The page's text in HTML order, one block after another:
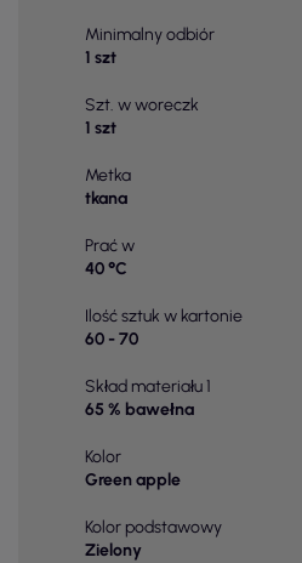
Minimalny odbiór
1 szt
Szt. w woreczk
1 szt
Metka
tkana
Prać w
40 °C
Ilość sztuk w kartonie
60 - 70
Skład materiału 1
65 % bawełna
Kolor
Green apple
Kolor podstawowy
Zielony